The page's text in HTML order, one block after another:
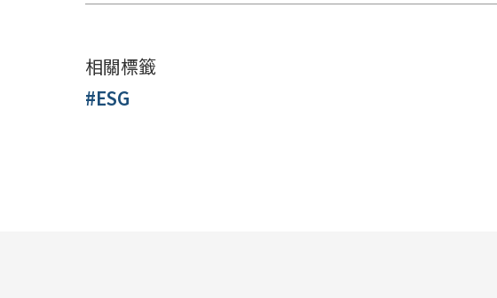
相關標籤
#ESG